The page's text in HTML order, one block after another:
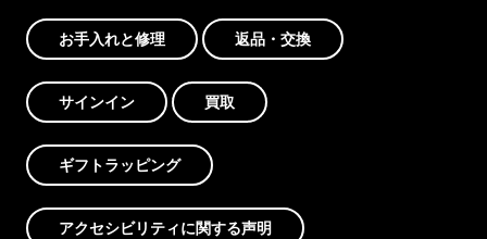
お手入れと修理 返品・交換
サインイン 買取
ギフトラッピング
アクセシビリティに関する声明